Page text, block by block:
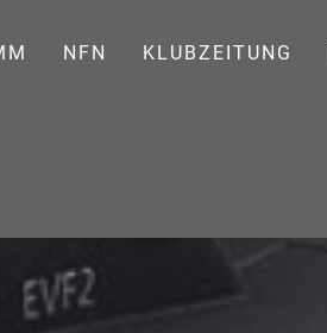
NFN KLUBZEITUNG